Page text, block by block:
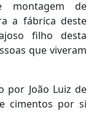
montagem de
a fábrica deste
filho desta
que viveram
por João Luiz de
cimentos por si